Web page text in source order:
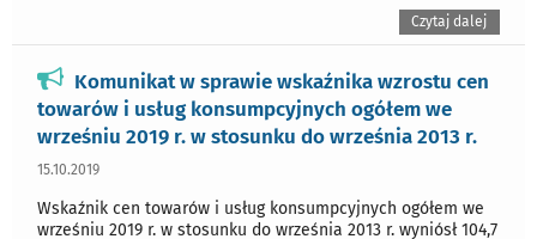
Czytaj dalej
Komunikat w sprawie wskaźnika wzrostu cen
towarów i usług konsumpcyjnych ogółem we
wrześniu 2019 r. w stosunku do września 2013 r.
15.10.2019
Wskaźnik cen towarów i usług konsumpcyjnych ogółem we
wrześniu 2019 r. w stosunku do września 2013 r. wyniósł 104,7